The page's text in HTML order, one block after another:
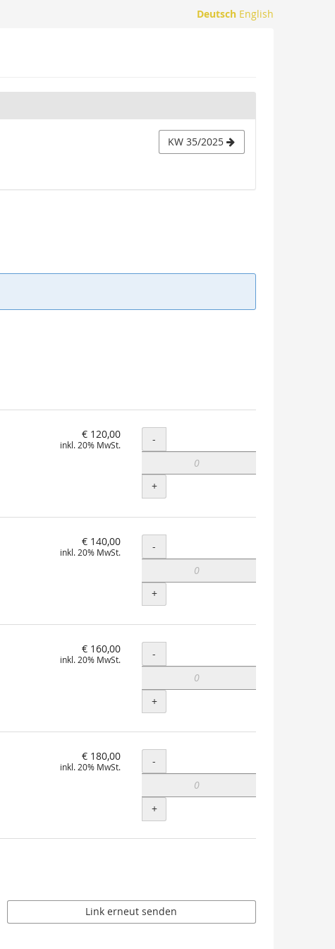
Deutsch English
KW 35/2025
€ 120,00
inkl. 20% MwSt. Menge
-
+
€ 140,00
inkl. 20% MwSt. Menge
-
+
€ 160,00
inkl. 20% MwSt. Menge
-
+
€ 180,00
inkl. 20% MwSt. Menge
-
+
Link erneut senden